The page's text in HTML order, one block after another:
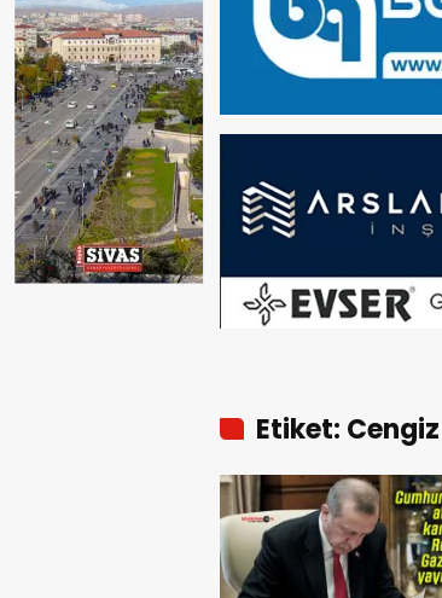
Etiket: Cengiz